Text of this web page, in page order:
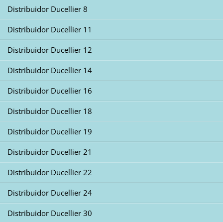
Distribuidor Ducellier 8
Distribuidor Ducellier 11
Distribuidor Ducellier 12
Distribuidor Ducellier 14
Distribuidor Ducellier 16
Distribuidor Ducellier 18
Distribuidor Ducellier 19
Distribuidor Ducellier 21
Distribuidor Ducellier 22
Distribuidor Ducellier 24
Distribuidor Ducellier 30